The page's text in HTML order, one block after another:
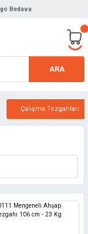
Bedava
ARA
Çalışma Tezgahları